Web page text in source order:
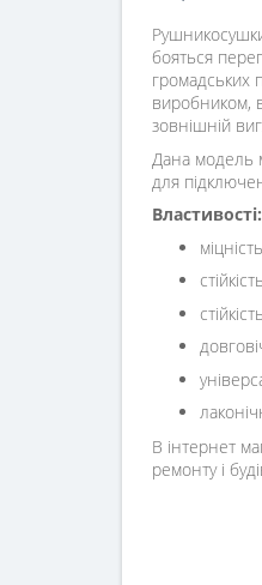
бояться
громадських
виробником,
зовнішній
Дана модель
для
Властивості:
міцність
В інтернет
ремонту і